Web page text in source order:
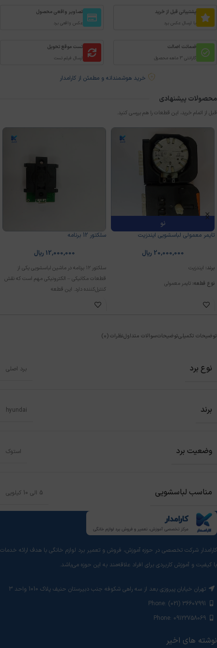
پشتیبانی قبل از خرید
با ارسال عکس برد
تصاویر واقعی محصول
عکس واقعی برد
ضمانت اصالت
گارانتی 3 ماهه محصول
تست موقع تحویل
ارسال فیلم تست
خرید هوشمندانه و مطمئن از کارامدار
محصولات پیشنهادی
قبل از اتمام خرید، این قطعات را هم بررسی کنید.
نو
تایمر معمولی لباسشویی ایندزیت
20,000,000 ریال
برند: ایندزیت
نوع قطعه: تایمر معمولی
سلکتور 12 برنامه
12,000,000 ریال
سلکتور ۱۲ برنامه در ماشین لباسشویی یکی از
قطعات مکانیکی – الکترونیکی مهم است که نقش
کنترل‌کننده دارد. این قطعه
توضیحات تکمیلیتوضیحاتسوالات متداولنظرات (0)
نوع برد برد اصلی
برند hyundai
وضعیت برد استوک
مناسب لباسشویی 5 الی 10 کیلویی
کارامدار شرکت تخصصی در حوزه آموزش، فروش و تعمیر برد لوازم خانگی با هدف ارائه خدمات
با کیفیت و آموزش‌ کاربردی برای افراد علاقه‌مند به این حوزه می‌باشد.
تهران خیابان پیروزی بعد از سه راهی شکوفه جنب دبیرستان حنیف پلاک 1010 واحد 3
نوشته های اخیر